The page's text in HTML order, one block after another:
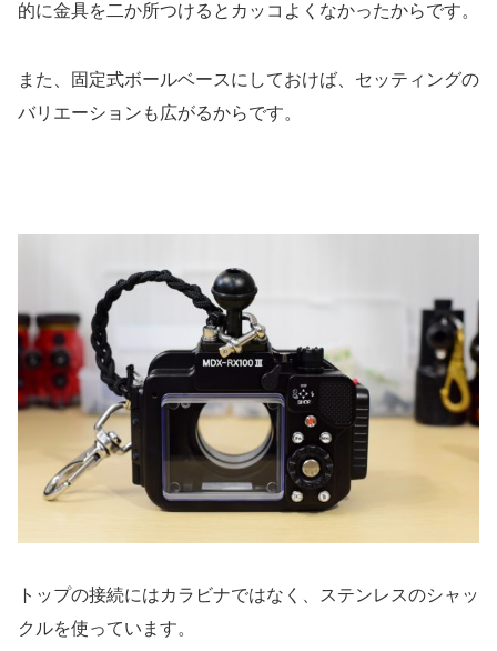
的に金具を二か所つけるとカッコよくなかったからです。
また、固定式ボールベースにしておけば、セッティングの
バリエーションも広がるからです。
トップの接続にはカラビナではなく、ステンレスのシャッ
クルを使っています。